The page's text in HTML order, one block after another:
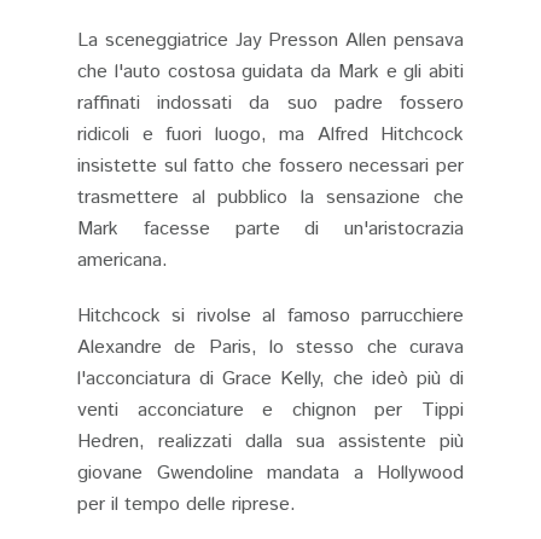
La sceneggiatrice Jay Presson Allen pensava
che l'auto costosa guidata da Mark e gli abiti
raffinati indossati da suo padre fossero
ridicoli e fuori luogo, ma Alfred Hitchcock
insistette sul fatto che fossero necessari per
trasmettere al pubblico la sensazione che
Mark facesse parte di un'aristocrazia
americana.
Hitchcock si rivolse al famoso parrucchiere
Alexandre de Paris, lo stesso che curava
l'acconciatura di Grace Kelly, che ideò più di
venti acconciature e chignon per Tippi
Hedren, realizzati dalla sua assistente più
giovane Gwendoline mandata a Hollywood
per il tempo delle riprese.